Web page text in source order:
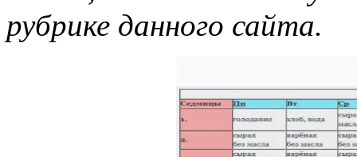
рубрике данного сайта.